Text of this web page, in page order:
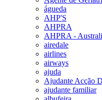
águeda
AHP'S
AHPRA
AHPRA -
airedale
airlines
airways
ajuda
Ajudante Acção
ajudante familiar